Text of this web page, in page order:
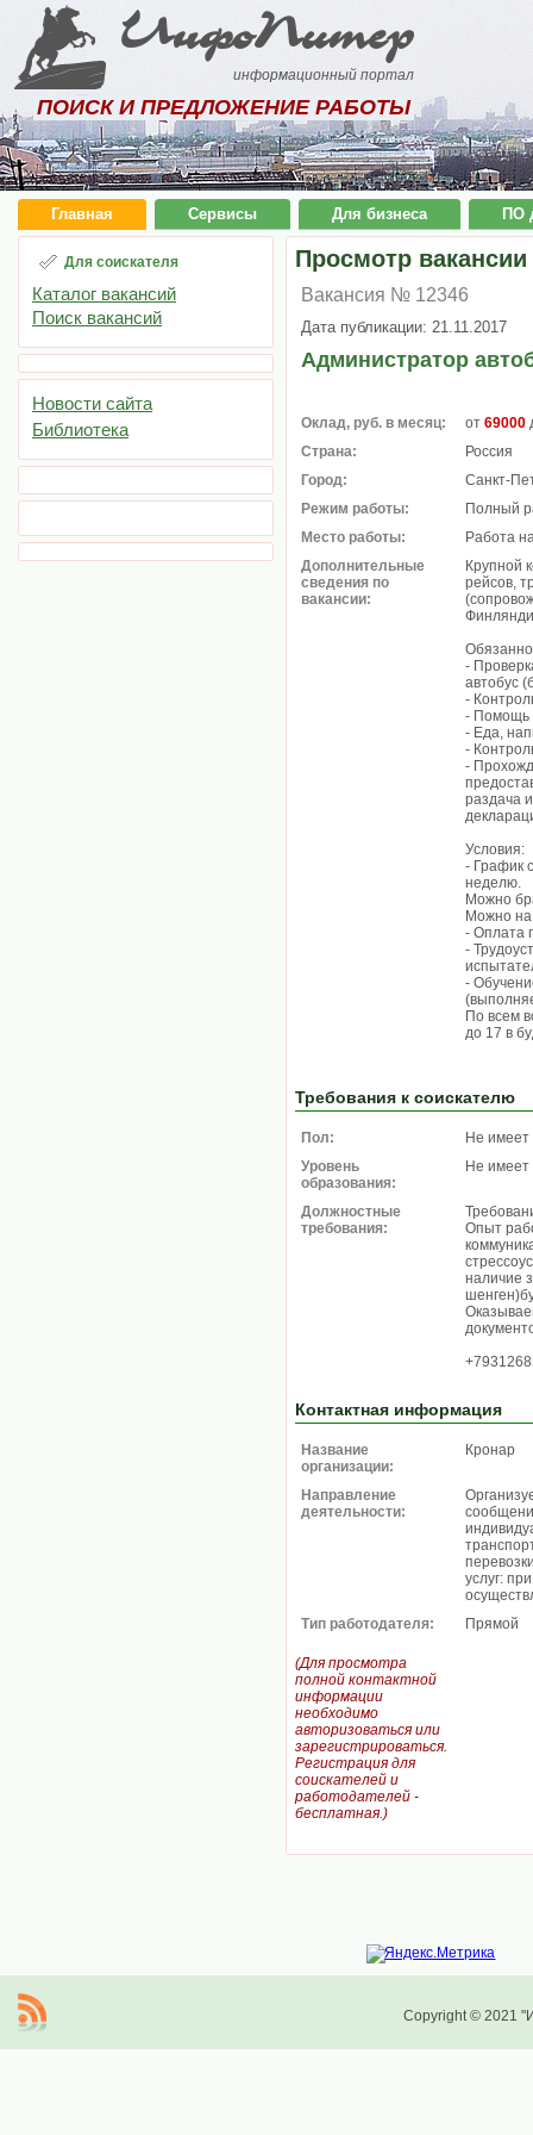
ИнфоПитер
информационный портал
ПОИСК И ПРЕДЛОЖЕНИЕ РАБОТЫ
Главная Сервисы Для бизнеса ПО
Для соискателя
Каталог вакансий
Поиск вакансий
Новости сайта
Библиотека
Просмотр вакансии
Вакансия № 12346
Дата публикации: 21.11.2017
Администратор
Оклад, руб. в месяц: от 69000
Страна:
Россия
Город:
Санкт-
Режим работы:
Полный
Место работы:
Работа
Дополнительные
сведения по
вакансии:
Крупной
рейсов,
-
автобус
-
- Помощь
- Еда,
-
-
раздача
Условия:
- График
неделю.
Можно
Можно на
- Оплата
-
-
По всем
до 17 в
Требования к соискателю
Пол:
Не имеет
Уровень
образования:
Не имеет
Должностные
требования:
Опыт
наличие
Контактная информация
Название
организации:
Кронар
Направление
деятельности:
услуг:
Тип работодателя:
Прямой
(Для просмотра
полной контактной
информации
необходимо
авторизоваться или
зарегистрироваться.
Регистрация для
соискателей и
работодателей -
бесплатная.)
Copyright © 2021